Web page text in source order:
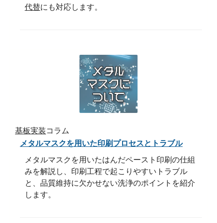
代替にも対応します。
基板実装コラム
メタルマスクを用いた印刷プロセスとトラブル
メタルマスクを用いたはんだペースト印刷の仕組
みを解説し、印刷工程で起こりやすいトラブル
と、品質維持に欠かせない洗浄のポイントを紹介
します。